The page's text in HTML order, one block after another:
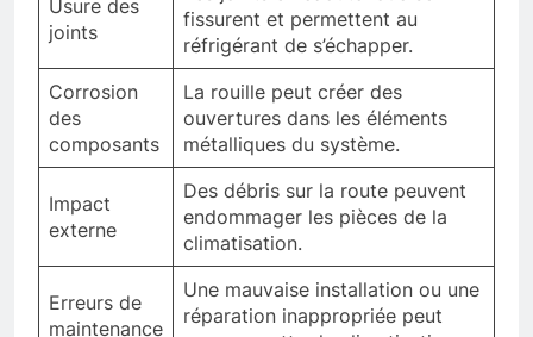
Usure des
joints
fissurent et permettent au
réfrigérant de s’échapper.
Corrosion
des
composants
La rouille peut créer des
ouvertures dans les éléments
métalliques du système.
Impact
externe
Des débris sur la route peuvent
endommager les pièces de la
climatisation.
Erreurs de
maintenance
Une mauvaise installation ou une
réparation inappropriée peut